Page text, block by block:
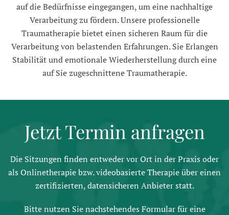
auf die Bedürfnisse eingegangen, um eine nachhaltige
Verarbeitung zu fördern. Unsere professionelle
Traumatherapie bietet einen sicheren Raum für die
Verarbeitung von belastenden Erfahrungen. Sie Erlangen
Stabilität und emotionale Wiederherstellung durch eine
auf Sie zugeschnittene Traumatherapie.
Jetzt Termin anfragen
Die Sitzungen finden entweder vor Ort in der Praxis oder
als Onlinetherapie bzw. videobasierte Therapie über einen
zertifizierten, datensicheren Anbieter statt.
Bitte nutzen Sie nachstehendes Formular für eine